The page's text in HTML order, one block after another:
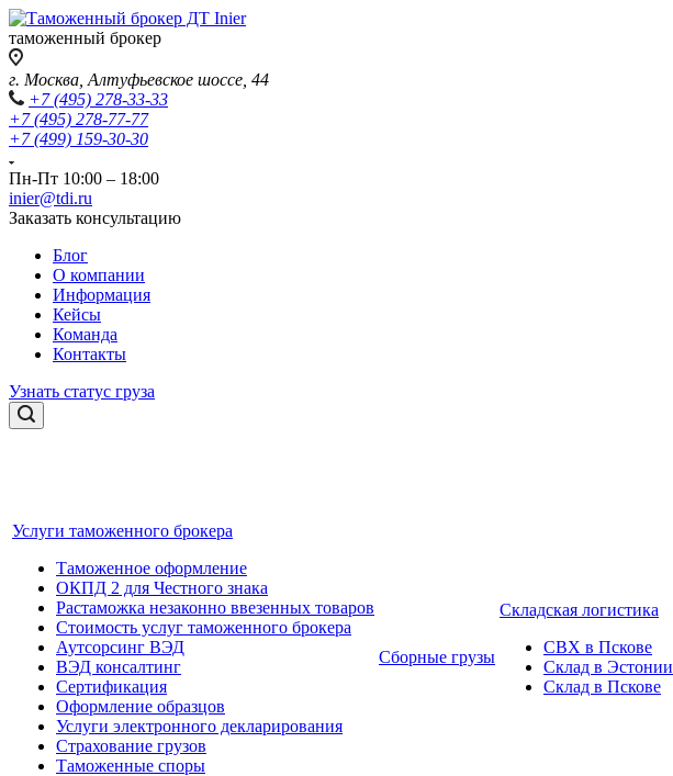
таможенный брокер
г. Москва, Алтуфьевское шоссе, 44
+7 (495) 278-33-33
+7 (495) 278-77-77
+7 (499) 159-30-30
Пн-Пт 10:00 – 18:00
inier@tdi.ru
Заказать консультацию
Блог
О компании
Информация
Кейсы
Команда
Контакты
Узнать статус груза
Услуги таможенного брокера
Таможенное оформление
ОКПД 2 для Честного знака
Растаможка незаконно ввезенных товаров
Стоимость услуг таможенного брокера
Аутсорсинг ВЭД
ВЭД консалтинг
Сертификация
Оформление образцов
Услуги электронного декларирования
Страхование грузов
Таможенные споры
Сборные грузы
Складская логистика
СВХ в Пскове
Склад в Эстонии
Склад в Пскове